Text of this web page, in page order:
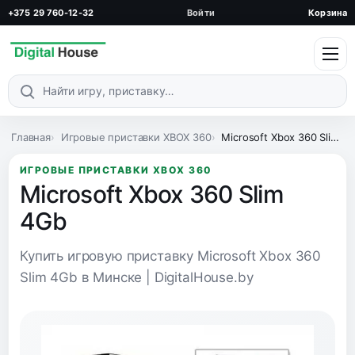
+375 29 760-12-32 Войти Корзина
Поиск по каталогу
Главная Игровые приставки XBOX 360 Microsoft Xbox 360 Slim 4Gb
ИГРОВЫЕ ПРИСТАВКИ XBOX 360
Microsoft Xbox 360 Slim
4Gb
Купить игровую приставку Microsoft Xbox 360
Slim 4Gb в Минске | DigitalHouse.by